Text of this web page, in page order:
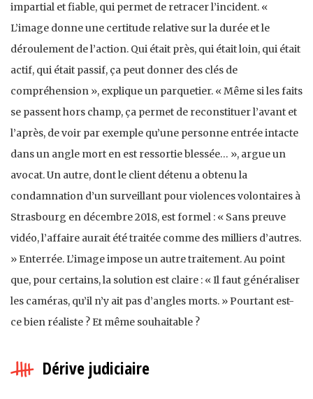
impartial et fiable, qui permet de retracer l’inci­dent. «
L’image donne une certitude relative sur la durée et le
déroulement de l’action. Qui était près, qui était loin, qui était
actif, qui était passif, ça peut donner des clés de
compréhension », explique un parquetier. « Même si les faits
se passent hors champ, ça permet de reconstituer l’avant et
l’après, de voir par exemple qu’une personne entrée intacte
dans un angle mort en est ressortie bles­sée… », argue un
avocat. Un autre, dont le client détenu a obtenu la
condamnation d’un surveillant pour violences volontaires à
Strasbourg en décembre 2018, est formel : « Sans preuve
vidéo, l’affaire aurait été traitée comme des milliers d’autres.
» Enterrée. L’image impose un autre traitement. Au point
que, pour certains, la solution est claire : « Il faut généraliser
les caméras, qu’il n’y ait pas d’angles morts. » Pourtant est-
ce bien réaliste ? Et même souhaitable ?
Dérive judiciaire